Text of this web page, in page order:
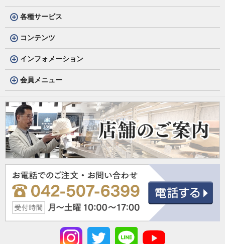
各種サービス
コンテンツ
インフォメーション
会員メニュー